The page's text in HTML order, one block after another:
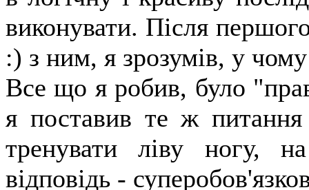
виконувати. Після
:) з ним, я зрозумів, у
Все що я робив, було
я поставив те ж
тренувати ліву ногу,
відповідь -